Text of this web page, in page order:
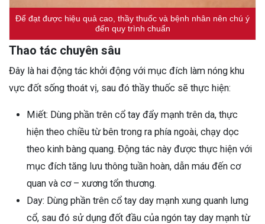
Để đạt được hiệu quả cao, thầy thuốc và bệnh nhân nên chú ý
đến quy trình chuẩn
Thao tác chuyên sâu
Đây là hai động tác khởi động với mục đích làm nóng khu
vực đốt sống thoát vị, sau đó thầy thuốc sẽ thực hiện:
Miết: Dùng phần trên cổ tay đẩy mạnh trên da, thực
hiện theo chiều từ bên trong ra phía ngoài, chạy dọc
theo kinh bàng quang. Động tác này được thực hiện với
mục đích tăng lưu thông tuần hoàn, dẫn máu đến cơ
quan và cơ – xương tổn thương.
Day: Dùng phần trên cổ tay day mạnh xung quanh lưng
cổ, sau đó sử dụng đốt đầu của ngón tay day mạnh từ